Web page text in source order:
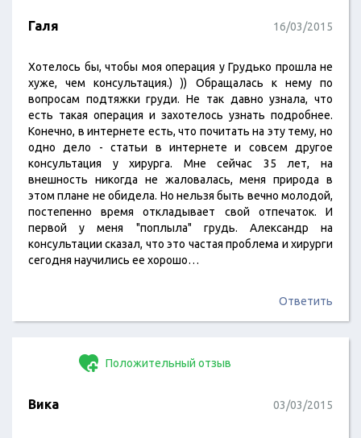
Галя 16/03/2015
Хотелось бы, чтобы моя операция у Грудько прошла не
хуже, чем консультация.) )) Обращалась к нему по
вопросам подтяжки груди. Не так давно узнала, что
есть такая операция и захотелось узнать подробнее.
Конечно, в интернете есть, что почитать на эту тему, но
одно дело - статьи в интернете и совсем другое
консультация у хирурга. Мне сейчас 35 лет, на
внешность никогда не жаловалась, меня природа в
этом плане не обидела. Но нельзя быть вечно молодой,
постепенно время откладывает свой отпечаток. И
первой у меня "поплыла" грудь. Александр на
консультации сказал, что это частая проблема и хирурги
сегодня научились ее хорошо…
Ответить
Положительный отзыв
Вика 03/03/2015